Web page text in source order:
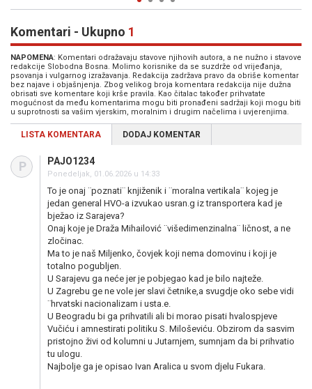
Komentari - Ukupno 1
NAPOMENA: Komentari odražavaju stavove njihovih autora, a ne nužno i stavove
redakcije Slobodna Bosna. Molimo korisnike da se suzdrže od vrijeđanja,
psovanja i vulgarnog izražavanja. Redakcija zadržava pravo da obriše komentar
bez najave i objašnjenja. Zbog velikog broja komentara redakcija nije dužna
obrisati sve komentare koji krše pravila. Kao čitalac također prihvatate
mogućnost da među komentarima mogu biti pronađeni sadržaji koji mogu biti
u suprotnosti sa vašim vjerskim, moralnim i drugim načelima i uvjerenjima.
LISTA KOMENTARA DODAJ KOMENTAR
P PAJO1234
Ponedeljak, 01.06.2026 u 14:33
To je onaj ¨poznati¨ knjiženik i ¨moralna vertikala¨ kojeg je
jedan general HVO-a izvukao usran.g iz transportera kad je
bježao iz Sarajeva?
Onaj koje je Draža Mihailović ¨višedimenzinalna¨ ličnost, a ne
zločinac.
Ma to je naš Miljenko, čovjek koji nema domovinu i koji je
totalno pogubljen.
U Sarajevu ga neće jer je pobjegao kad je bilo najteže.
U Zagrebu ge ne vole jer slavi četnike,a svugdje oko sebe vidi
¨hrvatski nacionalizam i usta.e.
U Beogradu bi ga prihvatili ali bi morao pisati hvalospjeve
Vučiću i amnestirati politiku S. Miloševiću. Obzirom da sasvim
pristojno živi od kolumni u Jutarnjem, sumnjam da bi prihvatio
tu ulogu.
Najbolje ga je opisao Ivan Aralica u svom djelu Fukara.